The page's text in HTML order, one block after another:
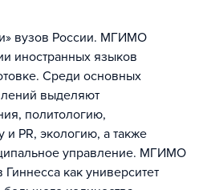
вузов России. МГИМО
иностранных языков
Среди основных
выделяют
политологию,
PR, экологию, а также
управление. МГИМО
как университет